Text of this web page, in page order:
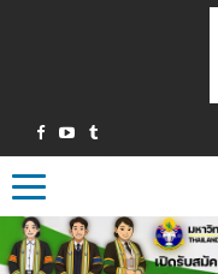
Toggle navigation